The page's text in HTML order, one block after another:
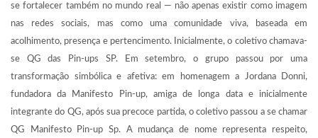
se fortalecer também no mundo real — não apenas existir como imagem
nas redes sociais, mas como uma comunidade viva, baseada em
acolhimento, presença e pertencimento. Inicialmente, o coletivo chamava-
se QG das Pin-ups SP. Em setembro, o grupo passou por uma
transformação simbólica e afetiva: em homenagem a Jordana Donni,
fundadora da Manifesto Pin-up, amiga de longa data e inicialmente
integrante do QG, após sua precoce partida, o coletivo passou a se chamar
QG Manifesto Pin-up Sp. A mudança de nome representa respeito,